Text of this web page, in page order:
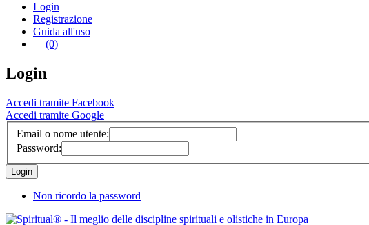
Login
Registrazione
Guida all'uso
(0)
Login
Accedi tramite Facebook
Accedi tramite Google
Email o nome utente:
Password:
Non ricordo la password